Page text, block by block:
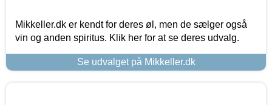
Mikkeller.dk er kendt for deres øl, men de sælger også
vin og anden spiritus. Klik her for at se deres udvalg.
Se udvalget på Mikkeller.dk